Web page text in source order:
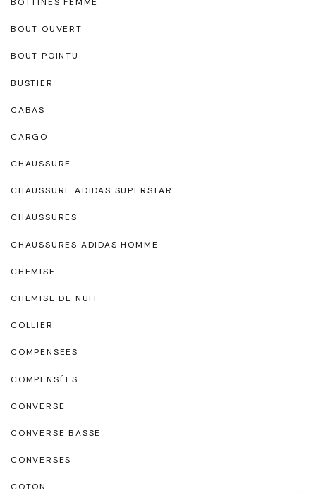
BOUT OUVERT
BOUT POINTU
BUSTIER
CABAS
CARGO
CHAUSSURE
CHAUSSURE ADIDAS SUPERSTAR
CHAUSSURES
CHAUSSURES ADIDAS HOMME
CHEMISE
CHEMISE DE NUIT
COLLIER
COMPENSEES
COMPENSÉES
CONVERSE
CONVERSE BASSE
CONVERSES
COTON